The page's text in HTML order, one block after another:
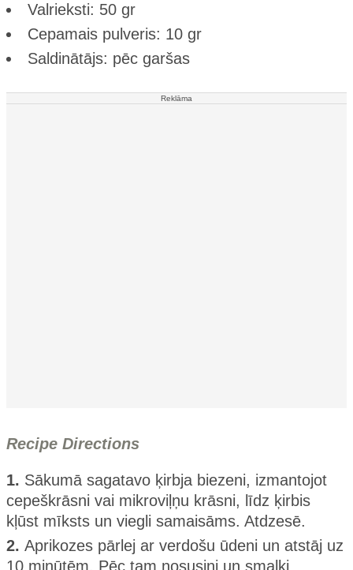
Valrieksti: 50 gr
Cepamais pulveris: 10 gr
Saldinātājs: pēc garšas
Reklāma
Recipe Directions
1. Sākumā sagatavo ķirbja biezeni, izmantojot
cepeškrāsni vai mikroviļņu krāsni, līdz ķirbis
kļūst mīksts un viegli samaisāms. Atdzesē.
2. Aprikozes pārlej ar verdošu ūdeni un atstāj uz
10 minūtēm. Pēc tam nosusini un smalki